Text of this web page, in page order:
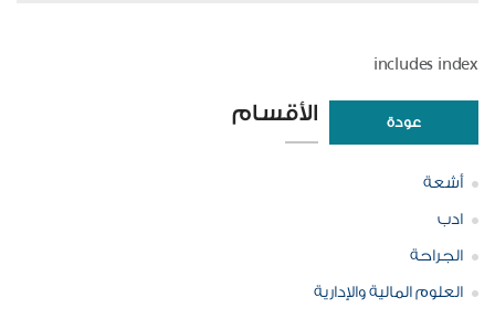
includes index
عودة الأقسام
أشعة
ادب
الجراحة
العلوم المالية والإدارية